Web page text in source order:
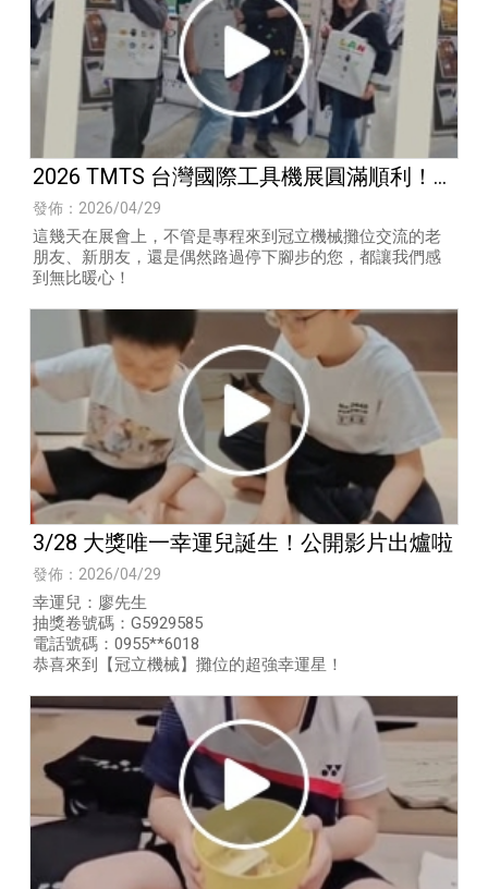
2026 TMTS 台灣國際工具機展圓滿順利！感
謝有您
發佈：2026/04/29
這幾天在展會上，不管是專程來到冠立機械攤位交流的老
朋友、新朋友，還是偶然路過停下腳步的您，都讓我們感
到無比暖心！
3/28 大獎唯一幸運兒誕生！公開影片出爐啦
發佈：2026/04/29
幸運兒：廖先生
抽獎卷號碼：G5929585
電話號碼：0955**6018
​恭喜來到【冠立機械】攤位的超強幸運星！